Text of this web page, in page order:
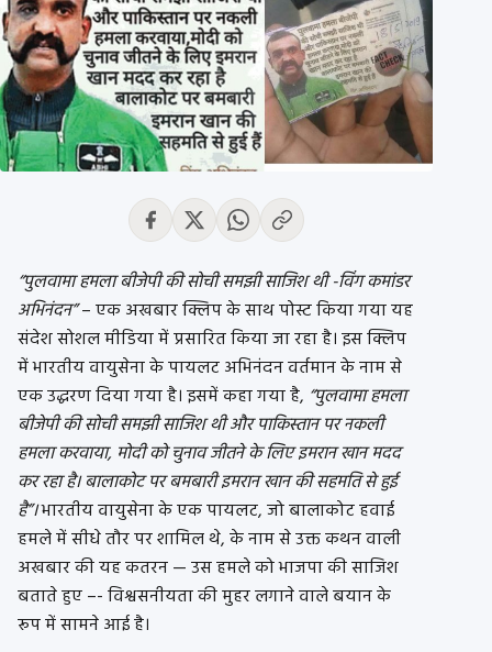
“पुलवामा हमला बीजेपी की सोची समझी साजिश थी -विंग कमांडर
अभिनंदन”– एक अखबार क्लिप के साथ पोस्ट किया गया यह
संदेश सोशल मीडिया में प्रसारित किया जा रहा है। इस क्लिप
में भारतीय वायुसेना के पायलट अभिनंदन वर्तमान के नाम से
एक उद्धरण दिया गया है। इसमें कहा गया है, “पुलवामा हमला
बीजेपी की सोची समझी साजिश थी और पाकिस्तान पर नकली
हमला करवाया, मोदी को चुनाव जीतने के लिए इमरान खान मदद
कर रहा है। बालाकोट पर बमबारी इमरान खान की सहमति से हुई
है”।भारतीय वायुसेना के एक पायलट, जो बालाकोट हवाई
हमले में सीधे तौर पर शामिल थे, के नाम से उक्त कथन वाली
अखबार की यह कतरन — उस हमले को भाजपा की साजिश
बताते हुए –- विश्वसनीयता की मुहर लगाने वाले बयान के
रूप में सामने आई है।